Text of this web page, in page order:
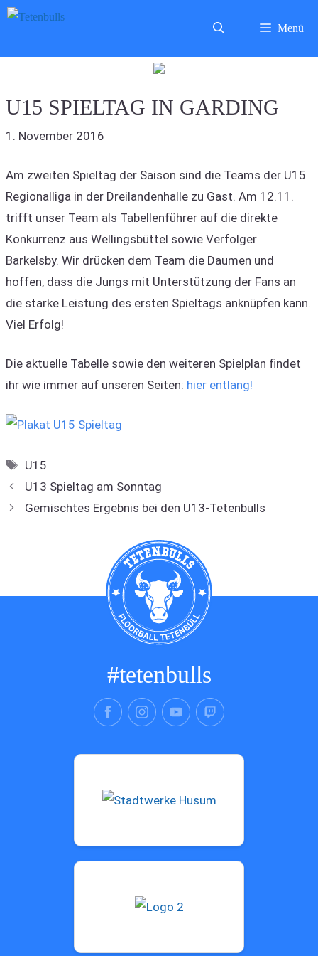
Zum
Menü
U15 SPIELTAG IN GARDING
1. November 2016
Am zweiten Spieltag der Saison sind die Teams der U15
Regionalliga in der Dreilandenhalle zu Gast. Am 12.11.
trifft unser Team als Tabellenführer auf die direkte
Konkurrenz aus Wellingsbüttel sowie Verfolger
Barkelsby. Wir drücken dem Team die Daumen und
hoffen, dass die Jungs mit Unterstützung der Fans an
die starke Leistung des ersten Spieltags anknüpfen kann.
Viel Erfolg!
Die aktuelle Tabelle sowie den weiteren Spielplan findet
ihr wie immer auf unseren Seiten: hier entlang!
Schlagwörter
U15
U13 Spieltag am Sonntag
Gemischtes Ergebnis bei den U13-Tetenbulls
#tetenbulls